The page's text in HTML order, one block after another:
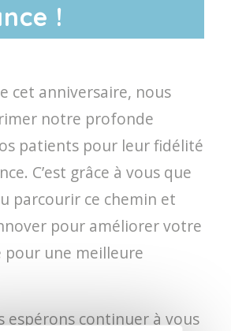
!
cet anniversaire, nous
notre profonde
patients pour leur fidélité
C’est grâce à vous que
parcourir ce chemin et
pour améliorer votre
pour une meilleure
espérons continuer à vous